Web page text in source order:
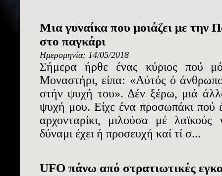
Μια γυναίκα που μοιάζει με την
στο παγκάρι
Ημερομηνία: 14/05/2018
Σήμερα ήρθε ένας κύριος πού
Μοναστήρι, είπα: «Αύτός ό
στήν ψυχή του». Δέν ξέρω, μιά
ψυχή μου. Είχε ένα προσωπάκι πού
αρχονταρίκι, μιλούσα μέ
δύναμι έχει ή προσευχή καί τί σ...
UFO πάνω από στρατιωτικές